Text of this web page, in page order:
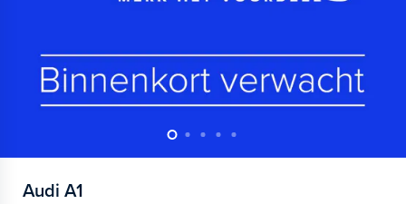
Audi A1